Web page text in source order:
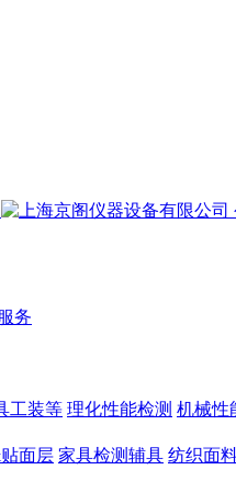
务
工装等 理化性能检测 机械性
面层 家具检测辅具 纺织面